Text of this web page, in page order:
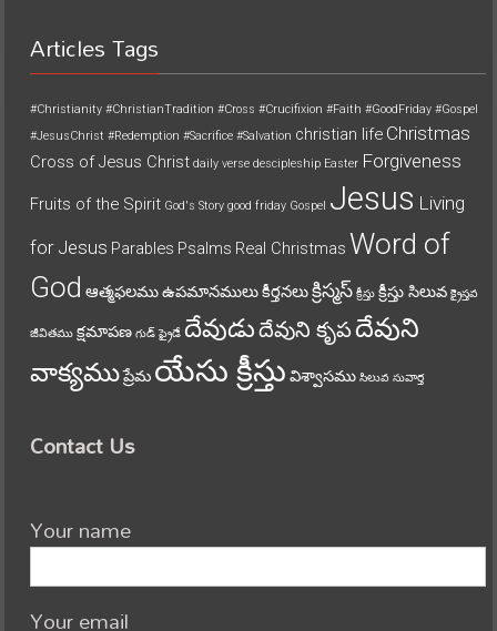
Articles Tags
#Christianity #ChristianTradition #Cross #Crucifixion #Faith #GoodFriday #Gospel
#JesusChrist #Redemption #Sacrifice #Salvation christian life Christmas
Cross of Jesus Christ daily verse descipleship Easter Forgiveness
Fruits of the Spirit God's Story good friday Gospel Jesus Living
for Jesus Parables Psalms Real Christmas Word of
God ఆత్మఫలముఉపమానములుకీర్తనలుక్రిస్మస్ క్రీస్తు క్రీస్తు సిలువ క్రైస్తవ
జీవితము క్షమాపణ గుడ్ ఫ్రైడే దేవుడుదేవుని కృపదేవుని
వాక్యముప్రేమ యేసు క్రీస్తు విశ్వాసము సిలువ సువార్త
Contact Us
Your name
Your email